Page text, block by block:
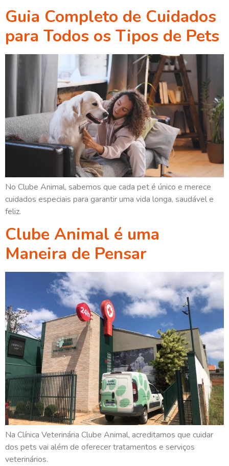
Guia Completo de Cuidados
para Todos os Tipos de Pets
No Clube Animal, sabemos que cada pet é único e merece
cuidados especiais para garantir uma vida longa, saudável e
feliz.
Clube Animal é uma
Maneira de Pensar
Na Clínica Veterinária Clube Animal, acreditamos que cuidar
dos pets vai além de oferecer tratamentos e serviços
veterinários.